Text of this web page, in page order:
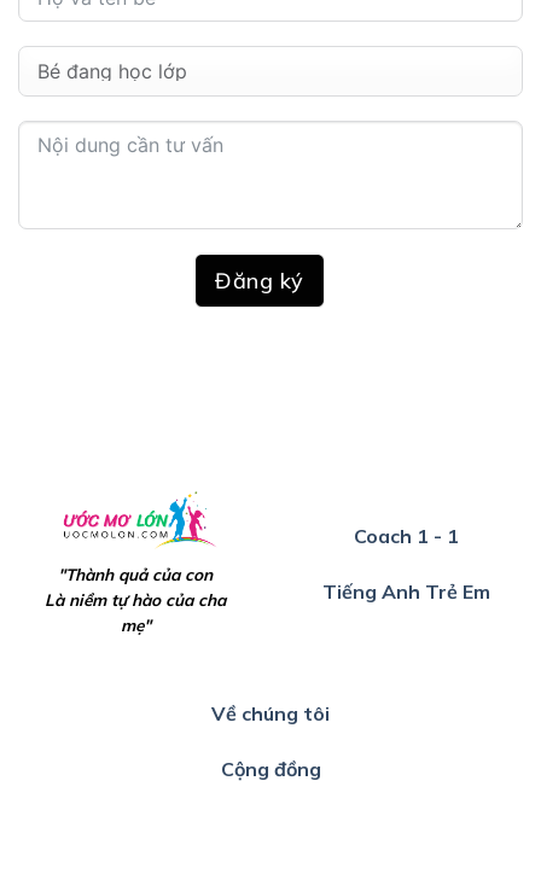
Đăng ký
"Thành quả của con
Là niềm tự hào của cha
mẹ"
Coach 1 - 1
Tiếng Anh Trẻ Em
Về chúng tôi
Cộng đồng